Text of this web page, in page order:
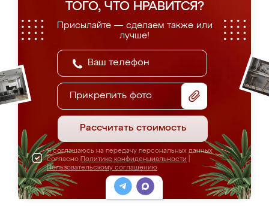
ТОГО, ЧТО НРАВИТСЯ?
Присылайте — сделаем также или
лучше!
Прикрепить фото
Рассчитать стоимость
Я соглашаюсь на передачу персональных данных
согласно Политике конфиденциальности
Пользовательскому соглашению